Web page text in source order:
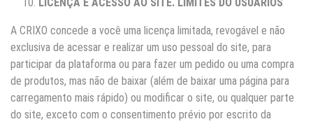
A CRIXO concede a você uma licença limitada, revogável e não
exclusiva de acessar e realizar um uso pessoal do site, para
participar da plataforma ou para fazer um pedido ou uma compra
de produtos, mas não de baixar (além de baixar uma página para
carregamento mais rápido) ou modificar o site, ou qualquer parte
do site, exceto com o consentimento prévio por escrito da